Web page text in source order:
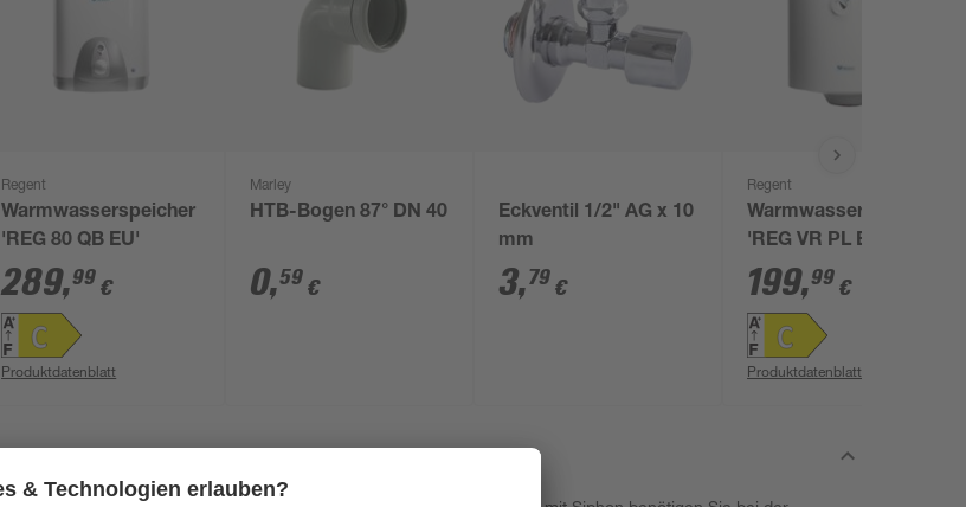
Regent
Warmwasserspeicher
'REG 80 QB EU'
289,99 €
Produktdatenblatt
Marley
HTB-Bogen 87° DN 40
0,59 €
Eckventil 1/2" AG x 10
mm
3,79 €
Regent
Warmwasserspeicher
'REG VR PL EU' 80 l
199,99 €
Produktdatenblatt